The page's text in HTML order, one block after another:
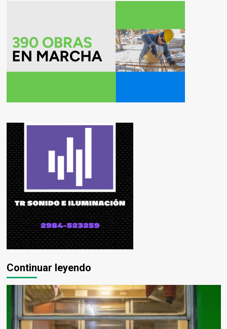
Continuar leyendo